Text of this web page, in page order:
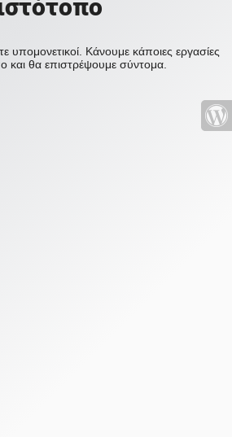
υπομονετικοί. Κάνουμε κάποιες εργασίες
και θα επιστρέψουμε σύντομα.